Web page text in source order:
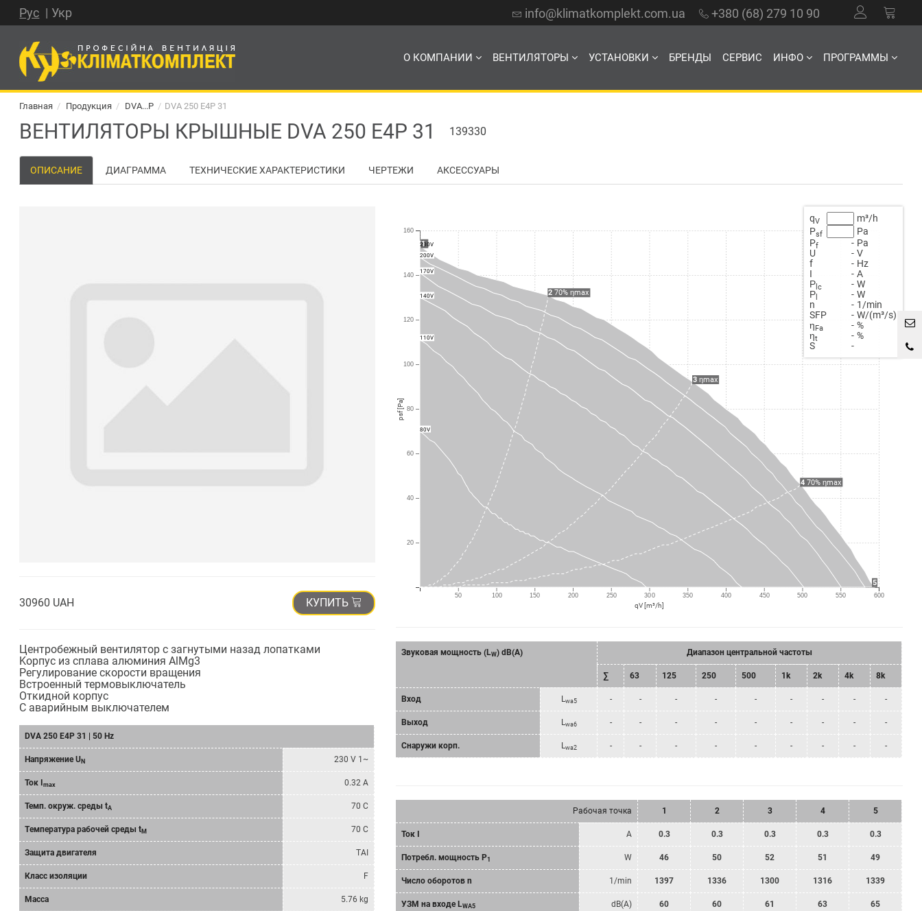
Рус Укр info@klimatkomplekt.com.ua +380 (68) 279 10 90
О КОМПАНИИ ВЕНТИЛЯТОРЫ УСТАНОВКИ БРЕНДЫ СЕРВИС ИНФО ПРОГРАММЫ
Главная Продукция DVA...P DVA 250 E4P 31
ВЕНТИЛЯТОРЫ КРЫШНЫЕ DVA 250 E4P 31 139330
ОПИСАНИЕ ДИАГРАММА ТЕХНИЧЕСКИЕ ХАРАКТЕРИСТИКИ ЧЕРТЕЖИ АКСЕССУАРЫ
30960 UAH КУПИТЬ
Центробежный вентилятор с загнутыми назад лопатками
Kорпус из сплава алюминия AlMg3
Регулирование скорости вращения
Bстроенный термовыключатель
Oткидной корпус
C аварийным выключателем
DVA 250 E4P 31 | 50 Hz
Напряжение UN 230 V 1~
Ток Imax 0.32 A
Темп. окруж. среды tA 70 C
Tемпературa рабочeй среды tM 70 C
Защита двигателя TAI
Класс изоляции F
Масса 5.76 kg
50 100 150 200 250 300 350 400 450 500 550 600
psf [Pa]
160
140
120
100
80
60
40
20
qV [m³/h]
80V
110V
140V
170V
200V
230V
1
2 70% ηmax
3ηmax
470% ηmax
5
qV
m³/h
Psf
Pa
Pf - Pa
U
- V
f
- Hz
Ι
- A
Ρ lc - W
Ρ
- W
n
- 1/min
SFP
- W/(m³/s)
ηFa - %
ηt - %
S
-
Звуковая мощность (LW) dB(A) Диапазон центральной частоты
∑ 63 125 250 500 1k 2k 4k 8k
Bход Lwa5 - - - - - - - - -
Bыход Lwa6 - - - - - - - - -
Снаружи корп. Lwa2 - - - - - - - - -
Рабочая точка 1 2 3 4 5
Ток I A 0.3 0.3 0.3 0.3 0.3
Потребл. мощность P1 W 46 50 52 51 49
Число оборотов n 1/min 1397 1336 1300 1316 1339
УЗМ на входе LWA5 dB(A) 60 60 61 63 65